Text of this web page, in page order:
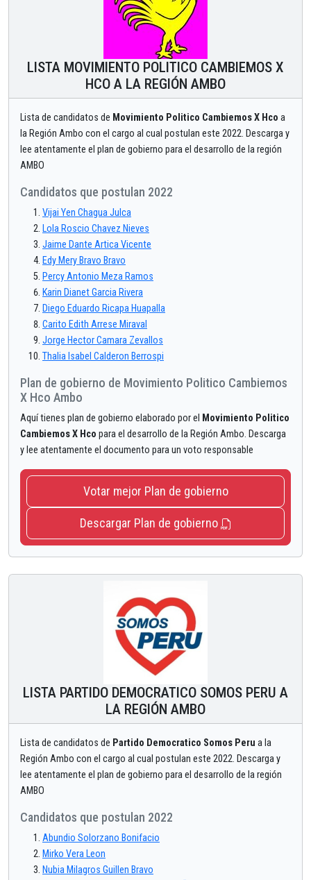
LISTA MOVIMIENTO POLITICO CAMBIEMOS X
HCO A LA REGIÓN AMBO
Lista de candidatos de Movimiento Politico Cambiemos X Hco a
la Región Ambo con el cargo al cual postulan este 2022. Descarga y
lee atentamente el plan de gobierno para el desarrollo de la región
AMBO
Candidatos que postulan 2022
Vijai Yen Chagua Julca
Lola Roscio Chavez Nieves
Jaime Dante Artica Vicente
Edy Mery Bravo Bravo
Percy Antonio Meza Ramos
Karin Dianet Garcia Rivera
Diego Eduardo Ricapa Huapalla
Carito Edith Arrese Miraval
Jorge Hector Camara Zevallos
Thalia Isabel Calderon Berrospi
Plan de gobierno de Movimiento Politico Cambiemos
X Hco Ambo
Aquí tienes plan de gobierno elaborado por el Movimiento Politico
Cambiemos X Hco para el desarrollo de la Región Ambo. Descarga
y lee atentamente el documento para un voto responsable
Votar mejor Plan de gobierno
Descargar Plan de gobierno
LISTA PARTIDO DEMOCRATICO SOMOS PERU A
LA REGIÓN AMBO
Lista de candidatos de Partido Democratico Somos Peru a la
Región Ambo con el cargo al cual postulan este 2022. Descarga y
lee atentamente el plan de gobierno para el desarrollo de la región
AMBO
Candidatos que postulan 2022
Abundio Solorzano Bonifacio
Mirko Vera Leon
Nubia Milagros Guillen Bravo